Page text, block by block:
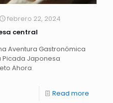
febrero 22, 2024
central
Aventura Gastronómica
Picada Japonesa
Ahora
Read more